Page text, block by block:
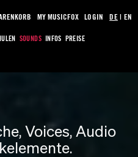
SOUNDS INFOS PREISE
MY MUSICFOX LOGIN DE| EN
Voices, Audio